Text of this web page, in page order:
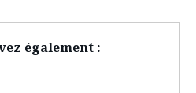
également :